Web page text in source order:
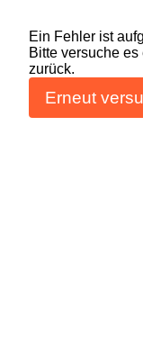
Ein Fehler ist
Bitte versuche
zurück.
Erneut